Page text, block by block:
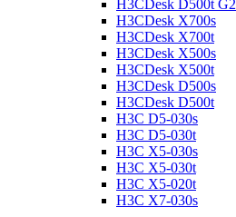
H3CDesk D500t G2
H3CDesk X700s
H3CDesk X700t
H3CDesk X500s
H3CDesk X500t
H3CDesk D500s
H3CDesk D500t
H3C D5-030s
H3C D5-030t
H3C X5-030s
H3C X5-030t
H3C X5-020t
H3C X7-030s